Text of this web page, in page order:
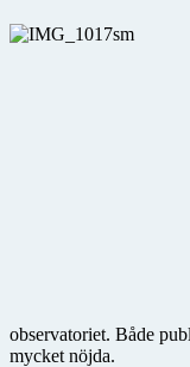
observatoriet. Både
mycket nöjda.